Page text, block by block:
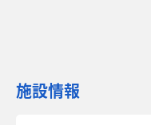
施設情報